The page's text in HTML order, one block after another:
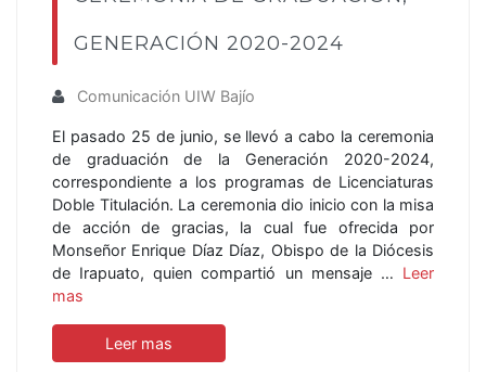
GENERACIÓN 2020-2024
Comunicación UIW Bajío
El pasado 25 de junio, se llevó a cabo la ceremonia
de graduación de la Generación 2020-2024,
correspondiente a los programas de Licenciaturas
Doble Titulación. La ceremonia dio inicio con la misa
de acción de gracias, la cual fue ofrecida por
Monseñor Enrique Díaz Díaz, Obispo de la Diócesis
de Irapuato, quien compartió un mensaje … Leer
mas
Leer mas